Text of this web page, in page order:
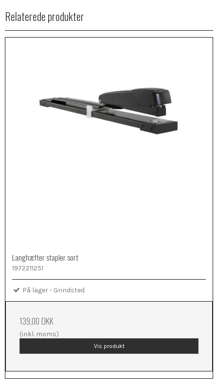
Relaterede produkter
Langhæfter stapler sort
1972211251
På lager - Grindsted
139,00 DKK
(inkl. moms)
Vis produkt